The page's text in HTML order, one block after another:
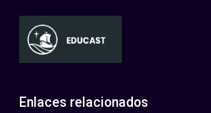
Enlaces relacionados